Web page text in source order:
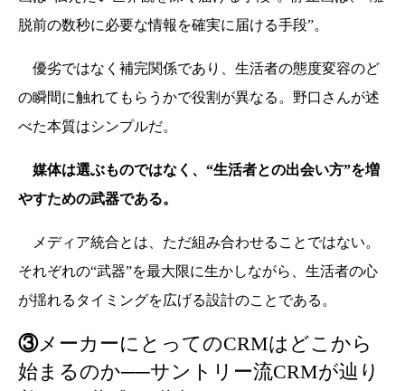
脱前の数秒に必要な情報を確実に届ける手段”。
優劣ではなく補完関係であり、生活者の態度変容のど
の瞬間に触れてもらうかで役割が異なる。 野口さんが述
べた本質はシンプルだ。
媒体は選ぶものではなく、“生活者との出会い方”を増
やすための武器である。
メディア統合とは、ただ組み合わせることではない。
それぞれの“武器”を最大限に生かしながら、生活者の心
が揺れるタイミングを広げる設計のことである。
③メーカーにとってのCRMはどこから
始まるのか──サントリー流CRMが辿り